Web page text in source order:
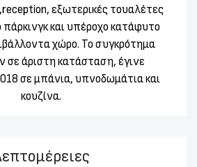
εξωτερικές τουαλέτες
και υπέροχο κατάφυτο
χώρο. Το συγκρότημα
σε άριστη κατάσταση, έγινε
σε μπάνια, υπνοδωμάτια και
κουζίνα.